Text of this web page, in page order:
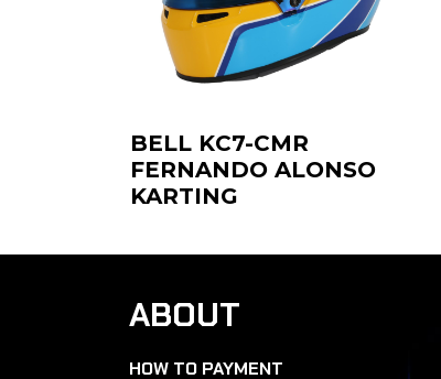
BELL KC7-CMR
FERNANDO ALONSO
KARTING
ABOUT
HOW TO PAYMENT